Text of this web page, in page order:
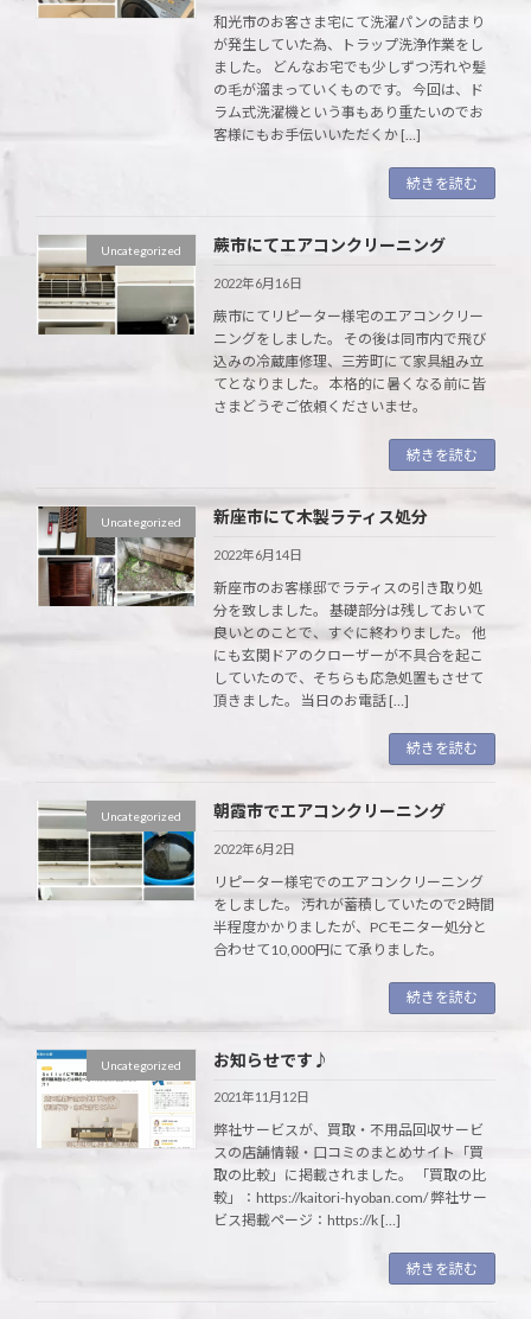
和光市のお客さま宅にて洗濯パンの詰まり
が発生していた為、トラップ洗浄作業をし
ました。 どんなお宅でも少しずつ汚れや髪
の毛が溜まっていくものです。 今回は、ド
ラム式洗濯機という事もあり重たいのでお
客様にもお手伝いいただくか […]
続きを読む
Uncategorized 蕨市にてエアコンクリーニング
2022年6月16日
蕨市にてリピーター様宅のエアコンクリー
ニングをしました。 その後は同市内で飛び
込みの冷蔵庫修理、三芳町にて家具組み立
てとなりました。 本格的に暑くなる前に皆
さまどうぞご依頼くださいませ。
続きを読む
Uncategorized 新座市にて木製ラティス処分
2022年6月14日
新座市のお客様邸でラティスの引き取り処
分を致しました。 基礎部分は残しておいて
良いとのことで、すぐに終わりました。 他
にも玄関ドアのクローザーが不具合を起こ
していたので、そちらも応急処置もさせて
頂きました。 当日のお電話 […]
続きを読む
Uncategorized 朝霞市でエアコンクリーニング
2022年6月2日
リピーター様宅でのエアコンクリーニング
をしました。 汚れが蓄積していたので2時間
半程度かかりましたが、PCモニター処分と
合わせて10,000円にて承りました。
続きを読む
Uncategorized お知らせです♪
2021年11月12日
弊社サービスが、買取・不用品回収サービ
スの店舗情報・口コミのまとめサイト「買
取の比較」に掲載されました。 「買取の比
較」：https://kaitori-hyoban.com/ 弊社サー
ビス掲載ページ：https://k […]
続きを読む